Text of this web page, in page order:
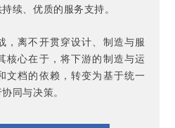
续、优质的服务支持。
，离不开贯穿设计、制造与服
核心在于，将下游的制造与运
文档的依赖，转变为基于统一
同与决策。